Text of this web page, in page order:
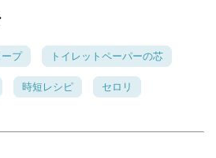
ープ トイレットペーパーの芯
時短レシピ セロリ